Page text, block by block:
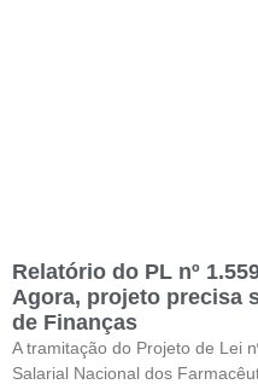
Relatório do PL nº
Agora, projeto precisa
de Finanças
A tramitação do Projeto de Lei
Salarial Nacional dos